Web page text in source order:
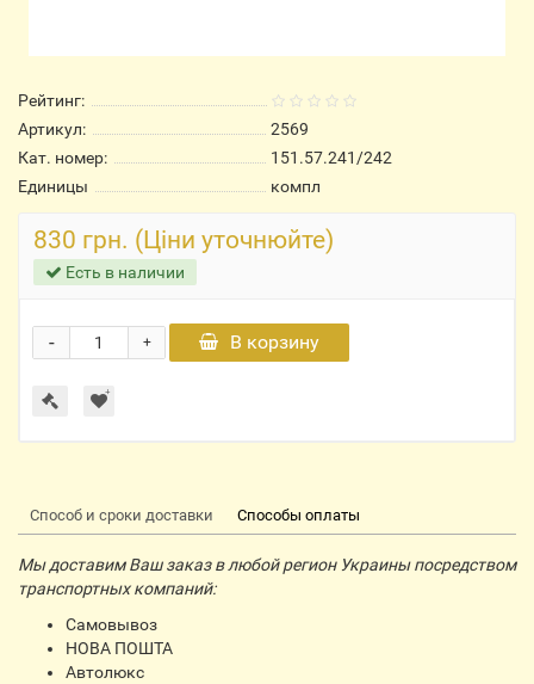
Рейтинг:
Артикул:
2569
Кат. номер:
151.57.241/242
Единицы
компл
830 грн. (Ціни уточнюйте)
Есть в наличии
+
- В корзину
Способ и сроки доставки Способы оплаты
Мы доставим Ваш заказ в любой регион Украины посредством
транспортных компаний:
Самовывоз
НОВА ПОШТА
Автолюкс